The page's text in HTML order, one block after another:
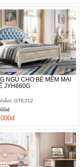
thiết kế cho giường
nó rất
chọn lựa được các
NGỦ CHO BÉ MỀM MẠI
JYH660G
GTE212